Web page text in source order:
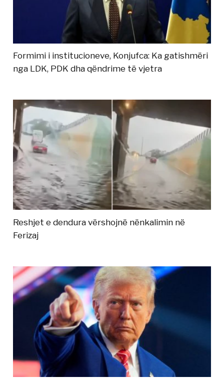
Formimi i institucioneve, Konjufca: Ka gatishmëri
nga LDK, PDK dha qëndrime të vjetra
Reshjet e dendura vërshojnë nënkalimin në
Ferizaj